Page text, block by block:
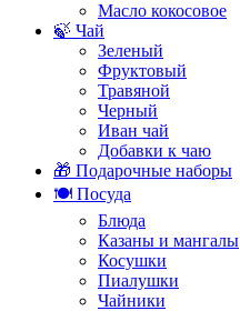
Масло кокосовое
🍃 Чай
Зеленый
Фруктовый
Травяной
Черный
Иван чай
Добавки к чаю
🎁 Подарочные наборы
🍽️ Посуда
Блюда
Казаны и мангалы
Косушки
Пиалушки
Чайники